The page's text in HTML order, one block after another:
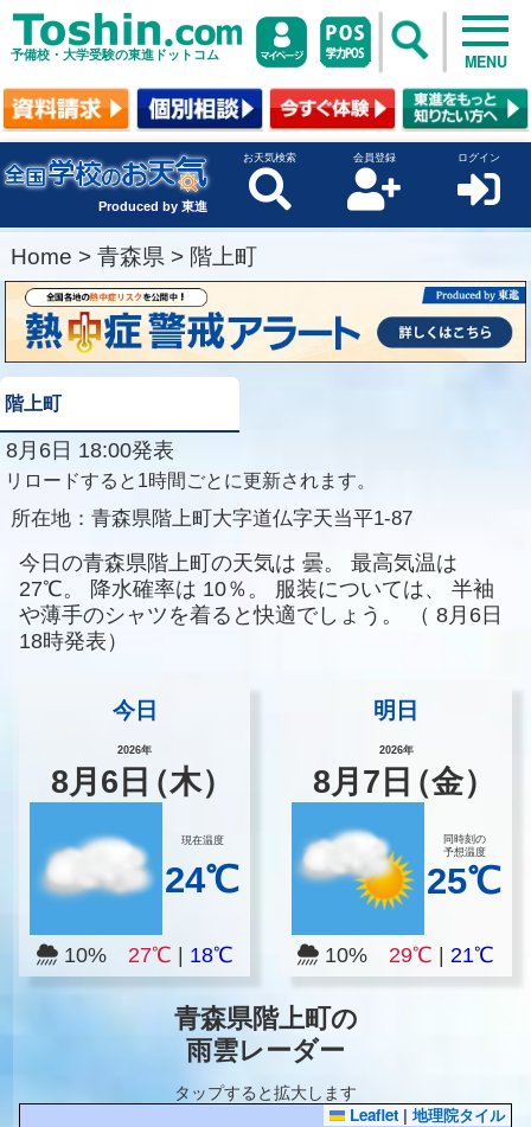
予備校・大学受験の東進ドットコム MENU
Produced by 東進
お天気検索 会員登録 ログイン
Home > 青森県 > 階上町
階上町
8月6日 18:00発表
リロードすると1時間ごとに更新されます。
所在地： 青森県階上町大字道仏字天当平1-87
今日の青森県階上町の天気は 曇。
最高気温は
27℃。
降水確率は 10％。 服装については、
半袖
や薄手のシャツを着ると快適でしょう。
（ 8月6日
18時発表）
今日
2026年
8月 6 日（木）
現在温度
24℃
10% 27℃ 18℃
明日
2026年
8月 7 日（金）
同時刻の
予想温度
25℃
10%29℃ |21℃
青森県階上町の
雨雲レーダー
タップすると拡大します
Leaflet | 地理院タイル